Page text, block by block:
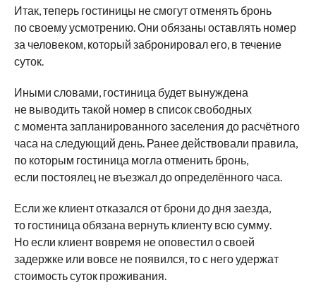
Итак, теперь гостиницы не смогут отменять бронь
по своему усмотрению. Они обязаны оставлять номер
за человеком, который забронировал его, в течение
суток.
Иными словами, гостиница будет вынуждена
не выводить такой номер в список свободных
с момента запланированного заселения до расчётного
часа на следующий день. Ранее действовали правила,
по которым гостиница могла отменить бронь,
если постоялец не въезжал до определённого часа.
Если же клиент отказался от брони до дня заезда,
то гостиница обязана вернуть клиенту всю сумму.
Но если клиент вовремя не оповестил о своей
задержке или вовсе не появился, то с него удержат
стоимость суток проживания.